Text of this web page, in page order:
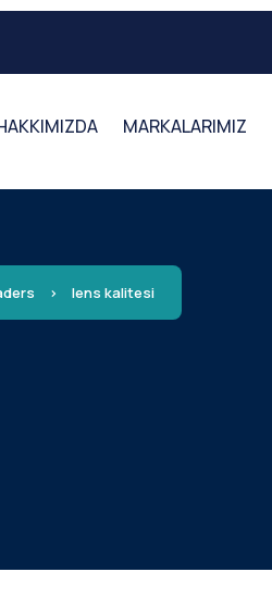
MARKALARIMIZ
> lens kalitesi